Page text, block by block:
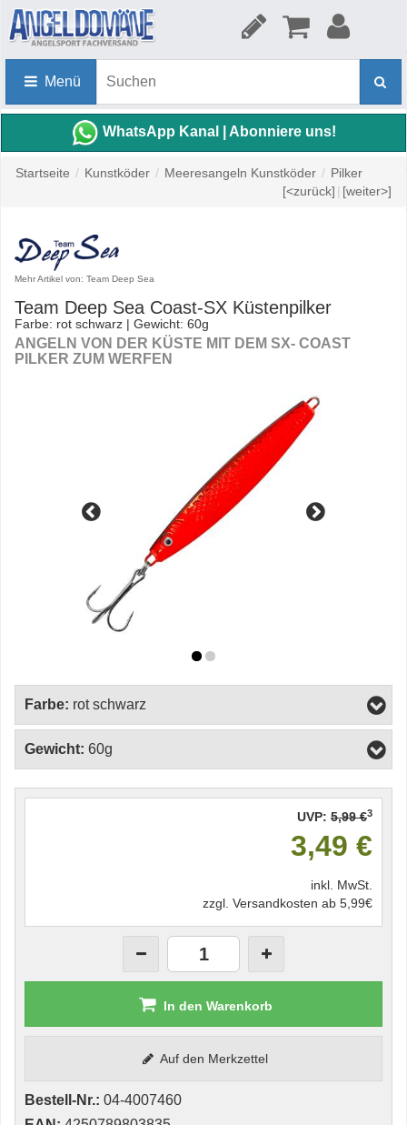
Menü
WhatsApp Kanal | Abonniere uns!
Startseite / Kunstköder / Meeresangeln Kunstköder / Pilker
[<zurück] | [weiter>]
Mehr Artikel von: Team Deep Sea
Team Deep Sea Coast-SX Küstenpilker
Farbe: rot schwarz | Gewicht: 60g
ANGELN VON DER KÜSTE MIT DEM SX- COAST
PILKER ZUM WERFEN
Farbe: rot schwarz
Gewicht: 60g
UVP: 5,99 €3
3,49 €
inkl. MwSt.
zzgl. Versandkosten ab 5,99€
In den Warenkorb
Auf den Merkzettel
Bestell-Nr.: 04-4007460